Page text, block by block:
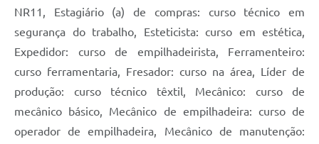
NR11, Estagiário (a) de compras: curso técnico em
segurança do trabalho, Esteticista: curso em estética,
Expedidor: curso de empilhadeirista, Ferramenteiro:
curso ferramentaria, Fresador: curso na área, Líder de
produção: curso técnico têxtil, Mecânico: curso de
mecânico básico, Mecânico de empilhadeira: curso de
operador de empilhadeira, Mecânico de manutenção: